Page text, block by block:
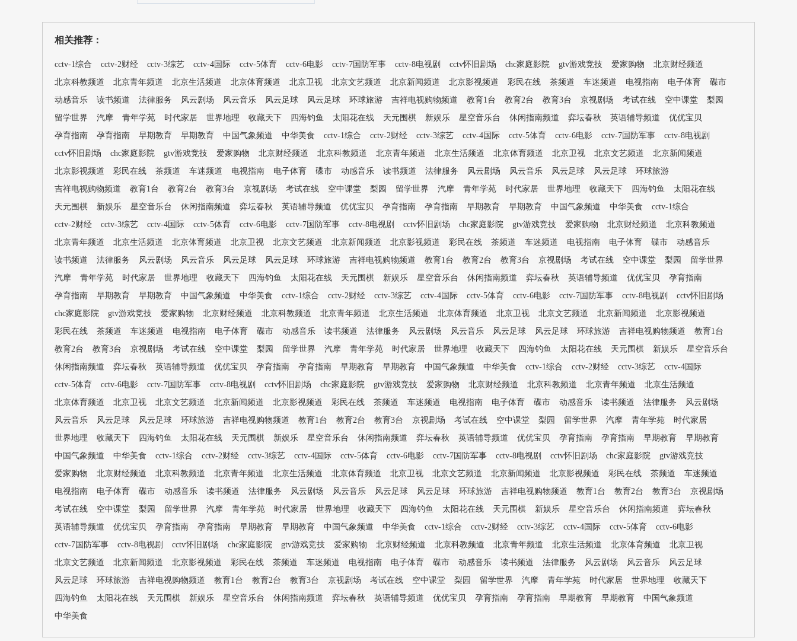
相关推荐：
cctv-1综合 cctv-2财经 cctv-3综艺 cctv-4国际 cctv-5体育 cctv-6电影 cctv-7国防军事 cctv-8电视剧 cctv怀旧剧场 chc家庭影院 gtv游戏竞技 爱家购物
北京财经频道
北京科教频道
北京青年频道 北京生活频道 北京体育频道 北京卫视 北京文艺频道 北京新闻频道 北京影视频道 彩民在线 茶频道 车迷频道 电视指南 电子体育
碟市
动感音乐
读书频道 法律服务 风云剧场 风云音乐 风云足球 风云足球 环球旅游 吉祥电视购物频道 教育1台 教育2台 教育3台 京视剧场 考试在线 空中课堂
梨园
留学世界
汽摩 青年学苑 时代家居 世界地理 收藏天下 四海钓鱼 太阳花在线 天元围棋 新娱乐 星空音乐台 休闲指南频道 弈坛春秋 英语辅导频道
优优宝贝
孕育指南
孕育指南 早期教育 早期教育 中国气象频道 中华美食 cctv-1综合 cctv-2财经 cctv-3综艺 cctv-4国际 cctv-5体育 cctv-6电影 cctv-7国防军事
cctv-8电视剧
cctv怀旧剧场
chc家庭影院 gtv游戏竞技 爱家购物 北京财经频道 北京科教频道 北京青年频道 北京生活频道 北京体育频道 北京卫视 北京文艺频道
北京新闻频道
北京影视频道
彩民在线 茶频道 车迷频道 电视指南 电子体育 碟市 动感音乐 读书频道 法律服务 风云剧场 风云音乐 风云足球 风云足球
环球旅游
吉祥电视购物频道
教育1台 教育2台 教育3台 京视剧场 考试在线 空中课堂 梨园 留学世界 汽摩 青年学苑 时代家居 世界地理 收藏天下 四海钓鱼
太阳花在线
天元围棋
新娱乐 星空音乐台 休闲指南频道 弈坛春秋 英语辅导频道 优优宝贝 孕育指南 孕育指南 早期教育 早期教育 中国气象频道 中华美食
cctv-1综合
cctv-2财经
cctv-3综艺 cctv-4国际 cctv-5体育 cctv-6电影 cctv-7国防军事 cctv-8电视剧 cctv怀旧剧场 chc家庭影院 gtv游戏竞技 爱家购物 北京财经频道
北京科教频道
北京青年频道
北京生活频道 北京体育频道 北京卫视 北京文艺频道 北京新闻频道 北京影视频道 彩民在线 茶频道 车迷频道 电视指南 电子体育 碟市
动感音乐
读书频道
法律服务 风云剧场 风云音乐 风云足球 风云足球 环球旅游 吉祥电视购物频道 教育1台 教育2台 教育3台 京视剧场 考试在线 空中课堂 梨园
留学世界
汽摩
青年学苑 时代家居 世界地理 收藏天下 四海钓鱼 太阳花在线 天元围棋 新娱乐 星空音乐台 休闲指南频道 弈坛春秋 英语辅导频道 优优宝贝
孕育指南
孕育指南
早期教育 早期教育 中国气象频道 中华美食 cctv-1综合 cctv-2财经 cctv-3综艺 cctv-4国际 cctv-5体育 cctv-6电影 cctv-7国防军事 cctv-8电视剧
cctv怀旧剧场
chc家庭影院
gtv游戏竞技 爱家购物 北京财经频道 北京科教频道 北京青年频道 北京生活频道 北京体育频道 北京卫视 北京文艺频道 北京新闻频道
北京影视频道
彩民在线
茶频道 车迷频道 电视指南 电子体育 碟市 动感音乐 读书频道 法律服务 风云剧场 风云音乐 风云足球 风云足球 环球旅游 吉祥电视购物频道
教育1台
教育2台
教育3台 京视剧场 考试在线 空中课堂 梨园 留学世界 汽摩 青年学苑 时代家居 世界地理 收藏天下 四海钓鱼 太阳花在线 天元围棋 新娱乐
星空音乐台
休闲指南频道
弈坛春秋 英语辅导频道 优优宝贝 孕育指南 孕育指南 早期教育 早期教育 中国气象频道 中华美食 cctv-1综合 cctv-2财经 cctv-3综艺
cctv-4国际
cctv-5体育
cctv-6电影 cctv-7国防军事 cctv-8电视剧 cctv怀旧剧场 chc家庭影院 gtv游戏竞技 爱家购物 北京财经频道 北京科教频道 北京青年频道
北京生活频道
北京体育频道
北京卫视 北京文艺频道 北京新闻频道 北京影视频道 彩民在线 茶频道 车迷频道 电视指南 电子体育 碟市 动感音乐 读书频道 法律服务
风云剧场
风云音乐
风云足球 风云足球 环球旅游 吉祥电视购物频道 教育1台 教育2台 教育3台 京视剧场 考试在线 空中课堂 梨园 留学世界 汽摩 青年学苑
时代家居
世界地理
收藏天下 四海钓鱼 太阳花在线 天元围棋 新娱乐 星空音乐台 休闲指南频道 弈坛春秋 英语辅导频道 优优宝贝 孕育指南 孕育指南 早期教育
早期教育
中国气象频道
中华美食 cctv-1综合 cctv-2财经 cctv-3综艺 cctv-4国际 cctv-5体育 cctv-6电影 cctv-7国防军事 cctv-8电视剧 cctv怀旧剧场 chc家庭影院
gtv游戏竞技
爱家购物
北京财经频道 北京科教频道 北京青年频道 北京生活频道 北京体育频道 北京卫视 北京文艺频道 北京新闻频道 北京影视频道 彩民在线 茶频道
车迷频道
电视指南
电子体育 碟市 动感音乐 读书频道 法律服务 风云剧场 风云音乐 风云足球 风云足球 环球旅游 吉祥电视购物频道 教育1台 教育2台 教育3台
京视剧场
考试在线
空中课堂 梨园 留学世界 汽摩 青年学苑 时代家居 世界地理 收藏天下 四海钓鱼 太阳花在线 天元围棋 新娱乐 星空音乐台 休闲指南频道
弈坛春秋
英语辅导频道
优优宝贝 孕育指南 孕育指南 早期教育 早期教育 中国气象频道 中华美食 cctv-1综合 cctv-2财经 cctv-3综艺 cctv-4国际 cctv-5体育
cctv-6电影
cctv-7国防军事
cctv-8电视剧 cctv怀旧剧场 chc家庭影院 gtv游戏竞技 爱家购物 北京财经频道 北京科教频道 北京青年频道 北京生活频道 北京体育频道
北京卫视
北京文艺频道
北京新闻频道 北京影视频道 彩民在线 茶频道 车迷频道 电视指南 电子体育 碟市 动感音乐 读书频道 法律服务 风云剧场 风云音乐
风云足球
风云足球
环球旅游 吉祥电视购物频道 教育1台 教育2台 教育3台 京视剧场 考试在线 空中课堂 梨园 留学世界 汽摩 青年学苑 时代家居 世界地理
收藏天下
四海钓鱼
太阳花在线 天元围棋 新娱乐 星空音乐台 休闲指南频道 弈坛春秋 英语辅导频道 优优宝贝 孕育指南 孕育指南 早期教育 早期教育
中国气象频道
中华美食